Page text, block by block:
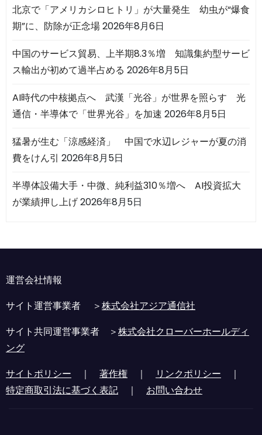
北京で「アメリカシロヒトリ」が大量発生 幼虫が“爆食
期”に、防除が正念場2026年8月6日
中国のサービス貿易、上半期8.3％増 知識集約型サービ
ス輸出が初めて過半占める 2026年8月5日
AI時代の中核拠点へ 武漢「光谷」が世界を照らす 光
通信・半導体で「世界光谷」を加速 2026年8月5日
猛暑が生む「涼感経済」 中国で水辺レジャーが夏の消
費をけん引 2026年8月5日
半導体設備大手・中微、純利益310％増へ AI投資拡大
が業績押し上げ2026年8月5日
運営会社情報
サイト運営事業者 ＞株式会社アジア通信社
サイト共同運営事業者 ＞株式会社クローバーホールディ
ング
サイトポリシー ｜ 著作権 ｜ リンクポリシー ｜
特定商取引法に基づく表記 ｜ お問い合わせ